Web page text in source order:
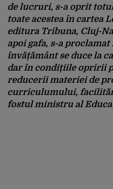
de lucruri, s-a oprit
toate acestea în cartea
editura Tribuna, Cluj-
apoi gafa, s-a
învățământ se duce la
dar în condițiile opririi
reducerii materiei de
curriculumului,
fostul ministru al